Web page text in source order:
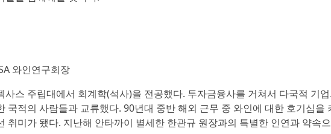
와인연구회장
사스 주립대에서 회계학(석사)을 전공했다. 투자금융사를 거쳐서 다국적 기업
국적의 사람들과 교류했다. 90년대 중반 해외 근무 중 와인에 대한 호기심을
취미가 됐다. 지난해 안타까이 별세한 한관규 원장과의 특별한 인연과 약속